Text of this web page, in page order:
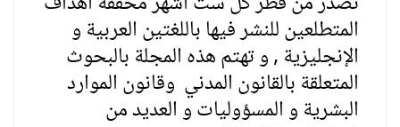
المتطلعين للنشر فيها باللغتين العربية و
الإنجليزية , و تهتم هذه المجلة بالبحوث
المتعلقة بالقانون المدني وقانون الموارد
البشرية و المسؤوليات و العديد من